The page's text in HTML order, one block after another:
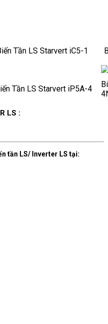
Tần LS Starvert iC5-1
Tần LS Starvert iP5A-4
LS :
tần LS/ Inverter LS tại: